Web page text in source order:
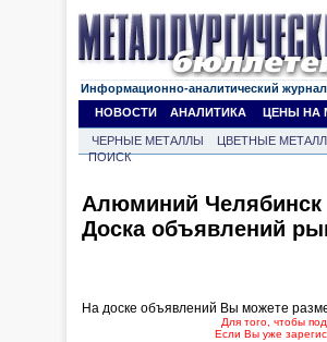
Информационно-аналитический журнал
НОВОСТИ
АНАЛИТИКА ЦЕНЫ НА
ЧЕРНЫЕ МЕТАЛЛЫ ЦВЕТНЫЕ
ПОИСК
Алюминий Челябинск
Доска объявлений
На доске объявлений Вы можете
Для того, чтобы
Если Вы уже